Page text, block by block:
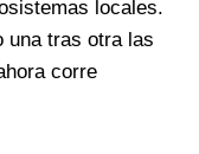
locales.
una tras otra las
corre